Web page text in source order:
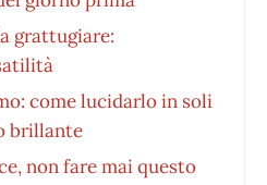
grattugiare:
come lucidarlo in soli
brillante
non fare mai questo